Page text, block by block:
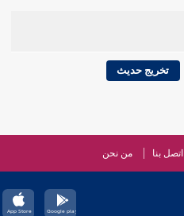
تخريج حديث
اتصل بنا من نحن